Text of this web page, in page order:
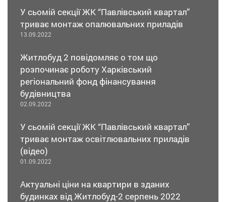
У сьомій секції ЖК “Павлівський квартал”
триває монтаж опалювальних приладів
13.09.2022
Житлобуд 2 повідомляє о том що
розпочинає роботу Харківський
регіональний фонд фінансування
будівництва
02.09.2022
У сьомій секції ЖК “Павлівський квартал”
триває монтаж освітлювальних приладів
(відео)
01.09.2022
Актуальні ціни на квартири в зданих
будинках від Житлобуд-2 серпень 2022